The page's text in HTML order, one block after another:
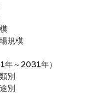
規模
年～2031年）
別
別